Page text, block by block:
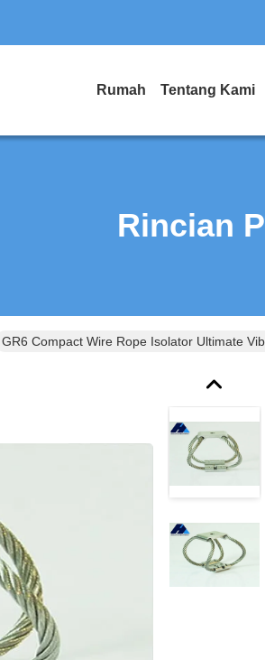
Rumah Tentang Kami
Rincian
GR6 Compact Wire Rope Isolator Ultimate